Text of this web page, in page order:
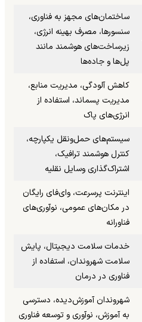
ساختمان‌های مجهز به فناوری،
سنسورها، مصرف بهینه انرژی،
زیرساخت‌های هوشمند مانند
پل‌ها و جاده‌ها
کاهش آلودگی، مدیریت منابع،
مدیریت پسماند، استفاده از
انرژی‌های پاک
سیستم‌های حمل‌ونقل یکپارچه،
کنترل هوشمند ترافیک،
اشتراک‌گذاری وسایل نقلیه
اینترنت پرسرعت، وای‌فای رایگان
در مکان‌های عمومی، نوآوری‌های
فناورانه
خدمات سلامت دیجیتال، پایش
سلامت شهروندان، استفاده از
فناوری در درمان
شهروندان آموزش‌دیده، دسترسی
به آموزش، نوآوری و توسعه فناوری